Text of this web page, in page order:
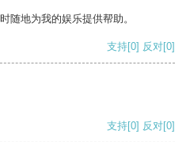
随地为我的娱乐提供帮助。
支持[0] 反对[0]
支持[0] 反对[0]